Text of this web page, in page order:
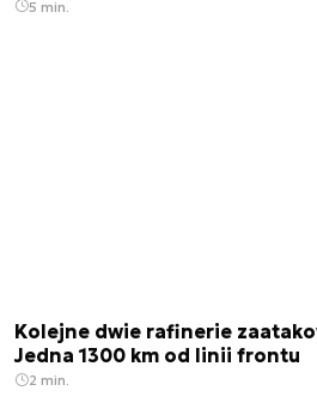
5 min.
Kolejne dwie rafinerie
Jedna 1300 km od linii frontu
2 min.